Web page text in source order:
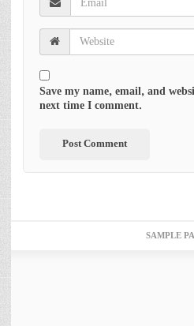
Save my name, email, and
next time I comment.
SAMPLE